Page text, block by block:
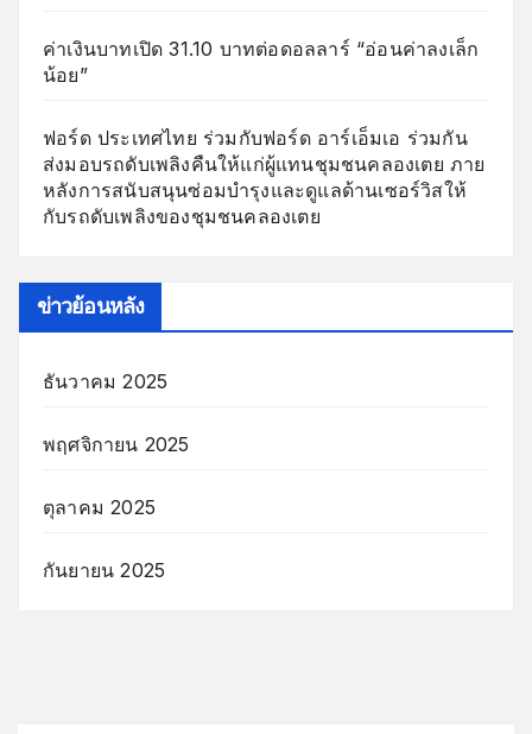
ค่าเงินบาทเปิด 31.10 บาทต่อดอลลาร์ “อ่อนค่าลงเล็ก
น้อย”
ฟอร์ด ประเทศไทย ร่วมกับฟอร์ด อาร์เอ็มเอ ร่วมกัน
ส่งมอบรถดับเพลิงคืนให้แก่ผู้แทนชุมชนคลองเตย ภาย
หลังการสนับสนุนซ่อมบำรุงและดูแลด้านเซอร์วิสให้
กับรถดับเพลิงของชุมชนคลองเตย
ข่าวย้อนหลัง
ธันวาคม 2025
พฤศจิกายน 2025
ตุลาคม 2025
กันยายน 2025